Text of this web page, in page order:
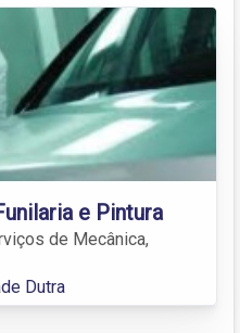
e Pintura
de Mecânica,
Dutra